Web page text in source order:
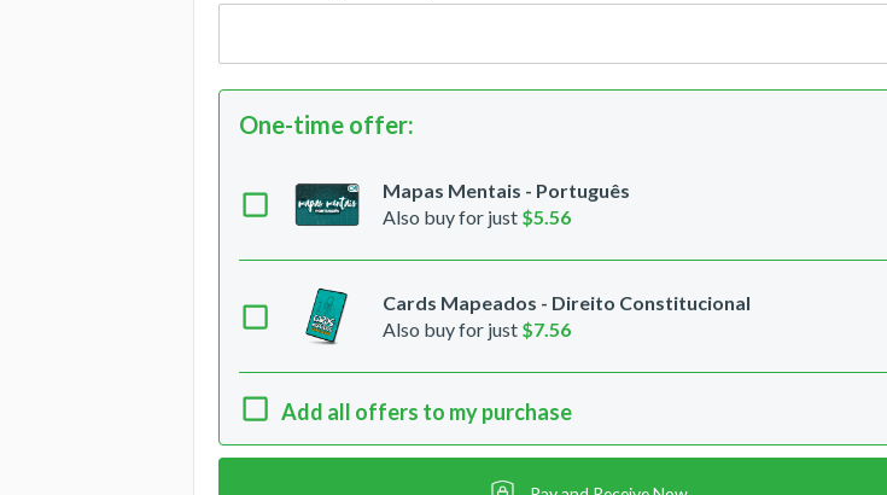
One-time offer:
Mapas Mentais - Português
Also buy for just $5.56
Cards Mapeados - Direito Constitucional
Also buy for just $7.56
Add all offers to my purchase